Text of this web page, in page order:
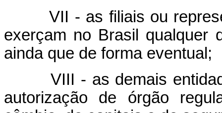
VII - as filiais ou
exerçam no Brasil qualquer
ainda que de forma eventual;
VIII - as demais
autorização de órgão